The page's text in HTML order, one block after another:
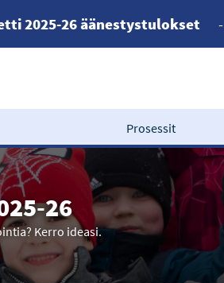
2025-26 äänestystulokset -
Prosessit
26
Kerro ideasi.